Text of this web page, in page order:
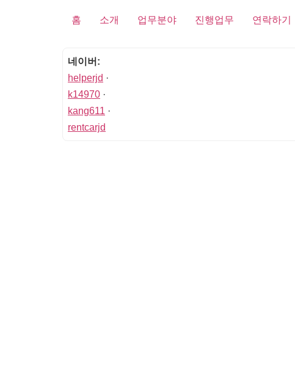
홈 소개 업무분야 진행업무 연락하기
네이버:
helperjd ·
k14970 ·
kang611 ·
rentcarjd